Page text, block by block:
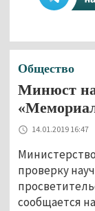
Общество
Минюст
14.01.2019 16:47
проверку
сообщается